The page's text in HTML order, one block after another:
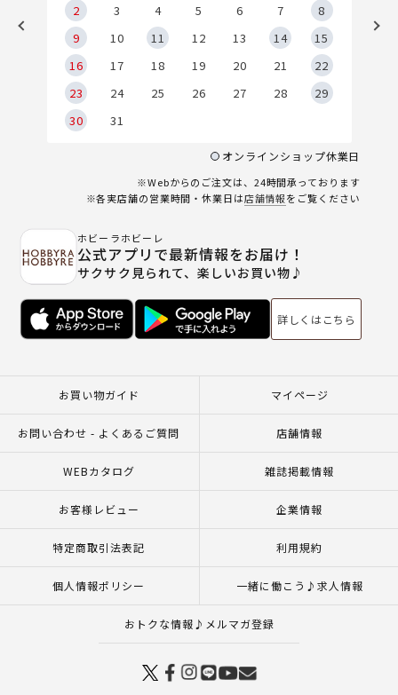
2
3 4 5 6 7
8
9
10 11 12 13 14
15
16
17 18 19 20 21
22
23
24 25 26 27 28
29
30
31
オンラインショップ休業日
※Webからのご注文は、24時間承っております
※各実店舗の営業時間・休業日は店舗情報をご覧ください
ホビーラホビーレ
公式アプリで最新情報をお届け！
サクサク見られて、楽しいお買い物♪
詳しくはこちら
お買い物ガイド マイページ
お問い合わせ - よくあるご質問 店舗情報
WEBカタログ 雑誌掲載情報
お客様レビュー 企業情報
特定商取引法表記 利用規約
個人情報ポリシー 一緒に働こう♪求人情報
おトクな情報♪メルマガ登録